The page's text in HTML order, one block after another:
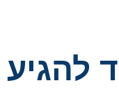
בישראל 2025